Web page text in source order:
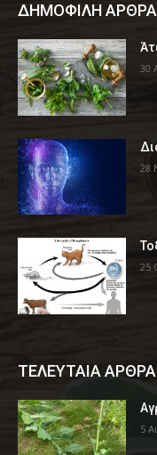
ΔΗΜΟΦΙΛΗ ΑΡΘΡΑ
30
28
25
ΤΕΛΕΥΤΑΙΑ ΑΡΘΡΑ
5